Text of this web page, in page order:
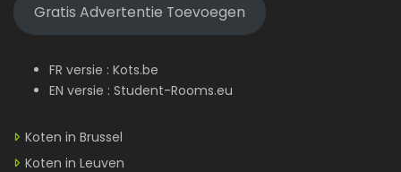
Gratis Advertentie Toevoegen
FR versie : Kots.be
EN versie : Student-Rooms.eu
Koten in Brussel
Koten in Leuven